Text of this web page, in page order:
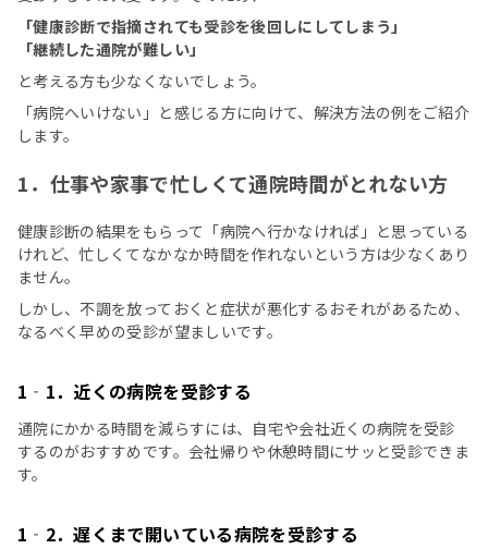
「健康診断で指摘されても受診を後回しにしてしまう」
「継続した通院が難しい」
と考える方も少なくないでしょう。
「病院へいけない」と感じる方に向けて、解決方法の例をご紹介
します。
1．仕事や家事で忙しくて通院時間がとれない方
健康診断の結果をもらって「病院へ行かなければ」と思っている
けれど、忙しくてなかなか時間を作れないという方は少なくあり
ません。
しかし、不調を放っておくと症状が悪化するおそれがあるため、
なるべく早めの受診が望ましいです。
1‐1．近くの病院を受診する
通院にかかる時間を減らすには、自宅や会社近くの病院を受診
するのがおすすめです。会社帰りや休憩時間にサッと受診できま
す。
1‐2．遅くまで開いている病院を受診する